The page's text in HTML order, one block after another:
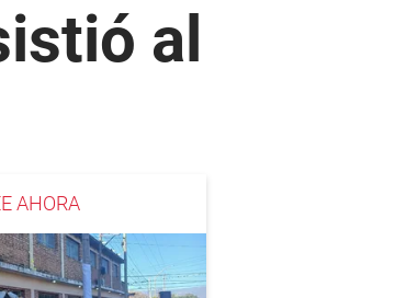
al
AHORA